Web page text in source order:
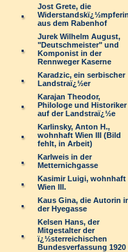
Jost Grete, die
Widerstandskï¿½mpferin
aus dem Rabenhof
Jurek Wilhelm August,
"Deutschmeister" und
Komponist in der
Rennweger Kaserne
Karadzic, ein serbischer
Landstraï¿½er
Karajan Theodor,
Philologe und Historiker
auf der Landstraï¿½e
Karlinsky, Anton H.,
wohnhaft Wien III (Bild
fehlt, in Arbeit)
Karlweis in der
Metternichgasse
Kasimir Luigi, wohnhaft
Wien III.
Kaus Gina, die Autorin
der Hyegasse
Kelsen Hans, der
Mitgestalter der
ï¿½sterreichischen
Bundesverfassung 1920